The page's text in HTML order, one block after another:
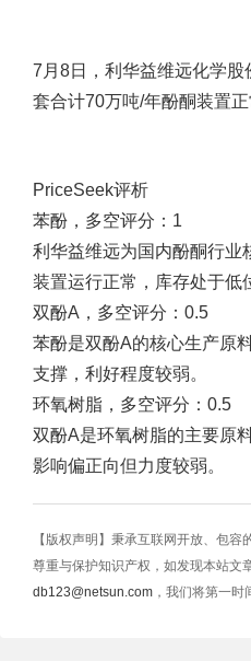
7月8日，利华益维远化学
套合计70万吨/年酚酮装置
PriceSeek评析
苯酚，多空评分：1
利华益维远为国内酚酮行业
装置运行正常，库存处于低
双酚A，多空评分：0.5
苯酚是双酚A的核心生产原
支撑，利好程度较弱。
环氧树脂，多空评分：0.5
双酚A是环氧树脂的主要原
影响偏正向但力度较弱。
【版权声明】秉承互联网开放、包
尊重与保护知识产权，如发现本站文
db123@netsun.com ，我们将第一时